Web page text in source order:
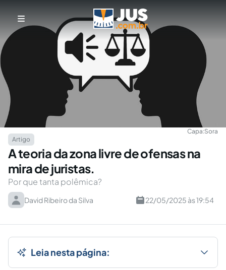
Capa:Sora
Artigo
A teoria da zona livre de ofensas na
mira de juristas.
Por que tanta polêmica?
David Ribeiro da Silva 22/05/2025 às 19:54
Leia nesta página: